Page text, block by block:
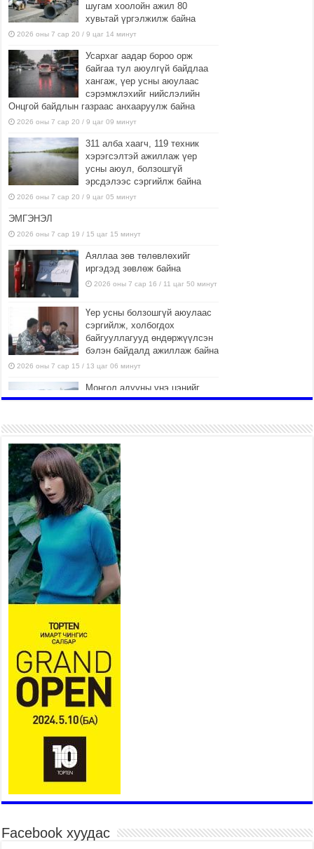
шугам хоолойн ажил 80
хувьтай үргэлжилж байна
2026 оны 7 сар 20 / 9 цаг 14 минут
Усархаг аадар бороо орж
байгаа тул аюулгүй байдлаа
хангаж, үер усны аюулаас
сэрэмжлэхийг нийслэлийн
Онцгой байдлын газраас анхааруулж байна
2026 оны 7 сар 20 / 9 цаг 09 минут
311 алба хаагч, 119 техник
хэрэгсэлтэй ажиллаж үер
усны аюул, болзошгүй
эрсдэлээс сэргийлж байна
2026 оны 7 сар 20 / 9 цаг 05 минут
ЭМГЭНЭЛ
2026 оны 7 сар 19 / 15 цаг 15 минут
Аяллаа зөв төлөвлөхийг
иргэдэд зөвлөж байна
2026 оны 7 сар 16 / 11 цаг 50 минут
Үер усны болзошгүй аюулаас
сэргийлж, холбогдох
байгууллагууд өндөржүүлсэн
бэлэн байдалд ажиллаж байна
2026 оны 7 сар 15 / 13 цаг 06 минут
Монгол адууны үнэ цэнийг
дэлхийд сурталчлах “Дэлхийн
оролцож байна
Шагайн харвааны насанд
хүрэгчдийн багийн төрөлд 106
багийн 848 харваач өрсөлдөж,
шилдгүүд шалгарав
2026 оны 7 сар 15 / 11 цаг 45 минут
Үндэсний их баяр наадмын сур харвааны
шагналыг нийслэлийн Засаг дарга бөгөөд
Улаанбаатар хотын Захирагч Б.Пүрэвдагва
гардууллаа
2026 оны 7 сар 15 / 11 цаг 41 минут
иргэдэд тусламж, үйлчилгээ үзүүлж байна
2026 оны 7 сар 15 / 11 цаг 30 минут
Хүчит бөхийн барилдааны тавын даваа
үргэлжилж байна
2026 оны 7 сар 15 / 11 цаг 26 минут
Төв цэнгэлдэх орчмын цэвэрлэгээ, үйлчилгээнд
161 ажилтан, 27 техниктэй ажиллаж байна
2026 оны 7 сар 15 / 11 цаг 22 минут
Наадмын амралтын өдрүүдэд нийслэлийн эрүүл
мэндийн байгууллагууд дараах хуваарийн дагуу
ажиллана
2026 оны 7 сар 15 / 11 цаг 18 минут
Үндэсний их баяр наадам эхэллээ
2026 оны 7 сар 15 / 11 цаг 14 минут
Facebook хуудас